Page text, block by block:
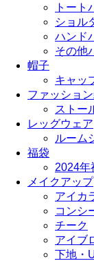
トート
ショル
ハンド
その他
帽子
キャッ
ファッショ
ストー
レッグウェア
ルーム
福袋
2024年
メイクアップ
アイカ
コンシ
チーク
アイブ
下地・